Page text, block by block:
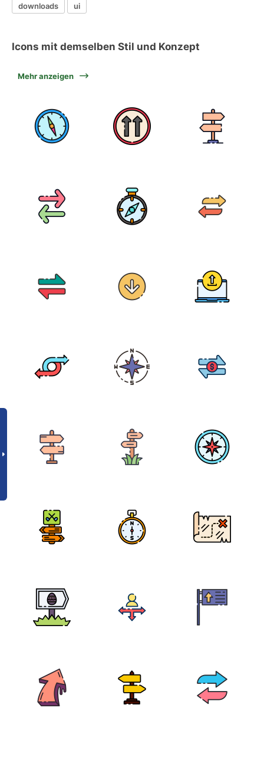
downloads
ui
Icons mit demselben Stil und Konzept
Mehr anzeigen